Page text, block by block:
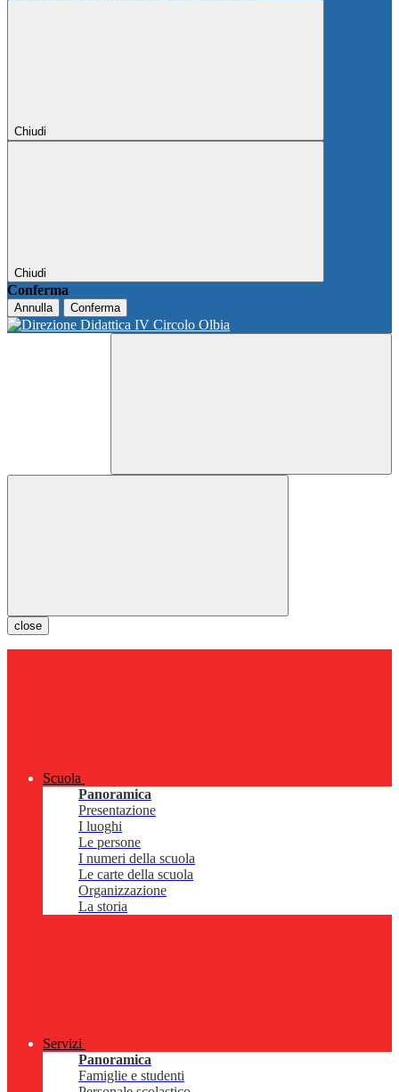
Chiudi
Chiudi
Conferma
Annulla Conferma
close
Scuola
Panoramica
Presentazione
I luoghi
Le persone
I numeri della scuola
Le carte della scuola
Organizzazione
La storia
Servizi
Panoramica
Famiglie e studenti